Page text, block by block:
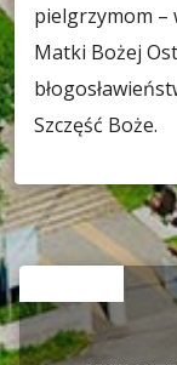
pielgrzymom –
Matki Bożej
Szczęść Boże.